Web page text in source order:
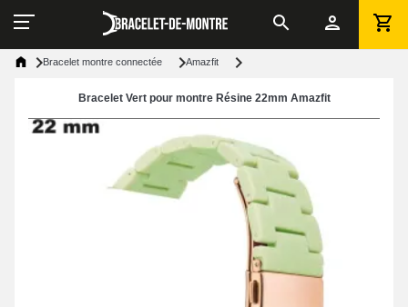
Bracelet montre connectée Amazfit
Bracelet Vert pour montre Résine 22mm Amazfit